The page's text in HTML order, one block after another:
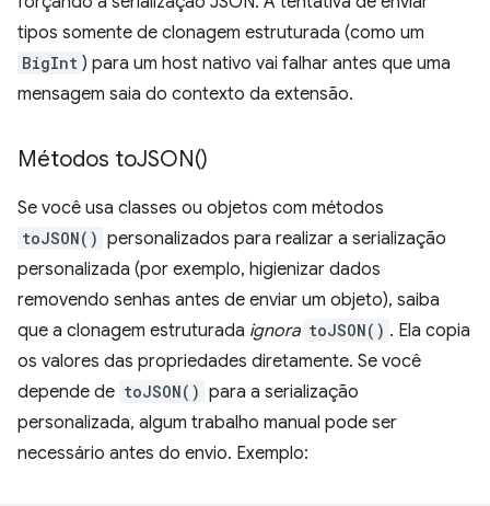
tipos somente de clonagem estruturada (como um
BigInt ) para um host nativo vai falhar antes que uma
mensagem saia do contexto da extensão.
Métodos toJSON()
Se você usa classes ou objetos com métodos
toJSON() personalizados para realizar a serialização
personalizada (por exemplo, higienizar dados
removendo senhas antes de enviar um objeto), saiba
que a clonagem estruturada ignora toJSON() . Ela copia
os valores das propriedades diretamente. Se você
depende de toJSON() para a serialização
personalizada, algum trabalho manual pode ser
necessário antes do envio. Exemplo: